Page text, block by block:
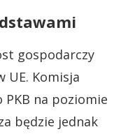
gospodarczy
UE. Komisja
na poziomie
będzie jednak